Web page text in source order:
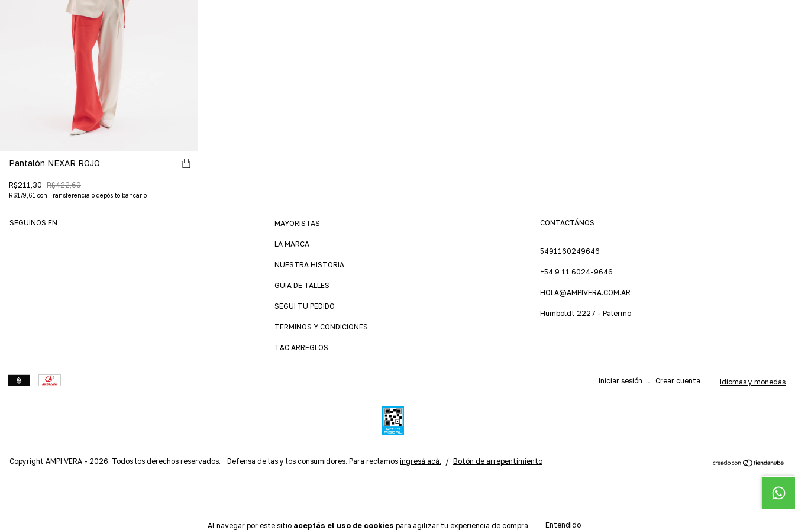
Al navegar por este sitio aceptás el uso de cookies para agilizar tu experiencia de compra. Entendido
Pantalón NEXAR ROJO
R$211,30 R$422,60
R$179,61 con Transferencia o depósito bancario
SEGUINOS EN MAYORISTAS
LA MARCA
NUESTRA HISTORIA
GUIA DE TALLES
SEGUI TU PEDIDO
TERMINOS Y CONDICIONES
T&C ARREGLOS
CONTACTÁNOS
5491160249646
+54 9 11 6024-9646
HOLA@AMPIVERA.COM.AR
Humboldt 2227 - Palermo
Iniciar sesión - Crear cuenta Idiomas y monedas
Copyright AMPI VERA - 2026. Todos los derechos reservados. Defensa de las y los consumidores. Para reclamos ingresá acá. / Botón de arrepentimiento